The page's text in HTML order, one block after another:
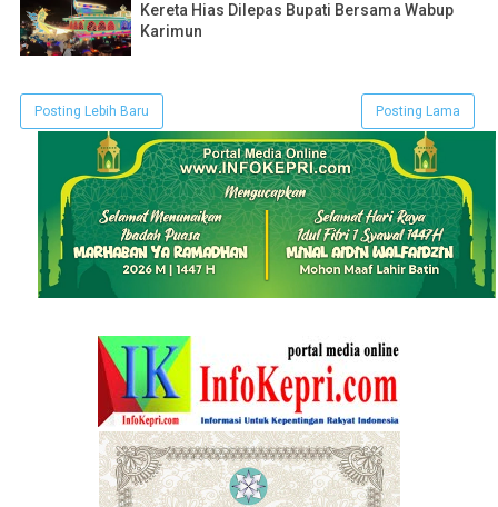
Kereta Hias Dilepas Bupati Bersama Wabup
Karimun
Posting Lebih Baru Posting Lama